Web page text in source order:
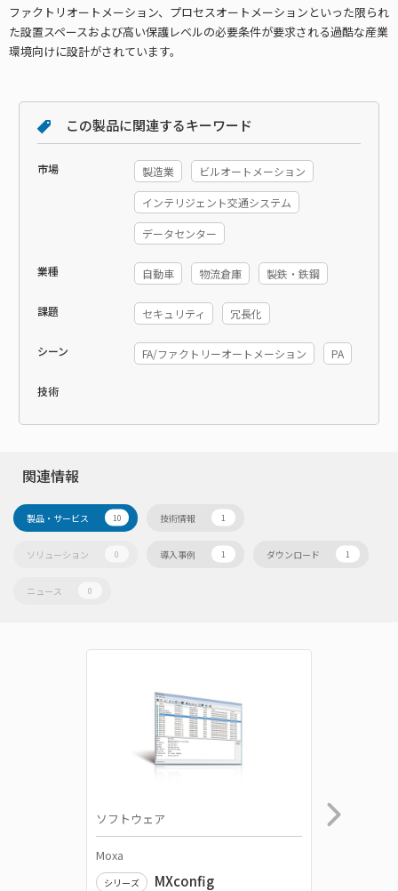
ファクトリオートメーション、プロセスオートメーションといった限られ
た設置スペースおよび高い保護レベルの必要条件が要求される過酷な産業
環境向けに設計がされています。
この製品に関連するキーワード
市場 製造業 ビルオートメーション
インテリジェント交通システム
データセンター
業種 自動車 物流倉庫 製鉄・鉄鋼
課題 セキュリティ 冗長化
シーン FA/ファクトリーオートメーション PA
技術
関連情報
製品・サービス 10 技術情報 1
ソリューション 0 導入事例 1 ダウンロード 1
ニュース 0
ソフトウェア
Moxa
シリーズ MXconfig